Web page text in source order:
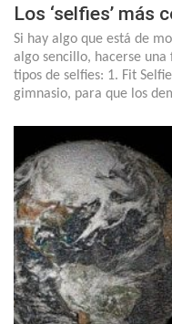
Los ‘selfies’ más
Si hay algo que está de
algo sencillo, hacerse
tipos de selfies: 1. Fit
gimnasio, para que los